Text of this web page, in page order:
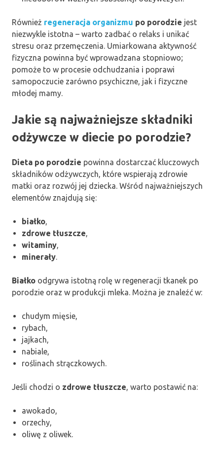
Również regeneracja organizmu po porodzie jest
niezwykle istotna – warto zadbać o relaks i unikać
stresu oraz przemęczenia. Umiarkowana aktywność
fizyczna powinna być wprowadzana stopniowo;
pomoże to w procesie odchudzania i poprawi
samopoczucie zarówno psychiczne, jak i fizyczne
młodej mamy.
Jakie są najważniejsze składniki
odżywcze w diecie po porodzie?
Dieta po porodzie powinna dostarczać kluczowych
składników odżywczych, które wspierają zdrowie
matki oraz rozwój jej dziecka. Wśród najważniejszych
elementów znajdują się:
białko,
zdrowe tłuszcze,
witaminy,
minerały.
Białko odgrywa istotną rolę w regeneracji tkanek po
porodzie oraz w produkcji mleka. Można je znaleźć w:
chudym mięsie,
rybach,
jajkach,
nabiale,
roślinach strączkowych.
Jeśli chodzi o zdrowe tłuszcze, warto postawić na:
awokado,
orzechy,
oliwę z oliwek.